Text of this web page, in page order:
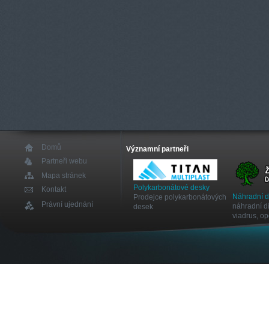
Domů
Partneři webu
Mapa stránek
Kontakt
Právní ujednání
Významní partneři
Polykarbonátové desky
Prodejce polykarbonátových
desek
Náhradní
náhradní
viadrus,